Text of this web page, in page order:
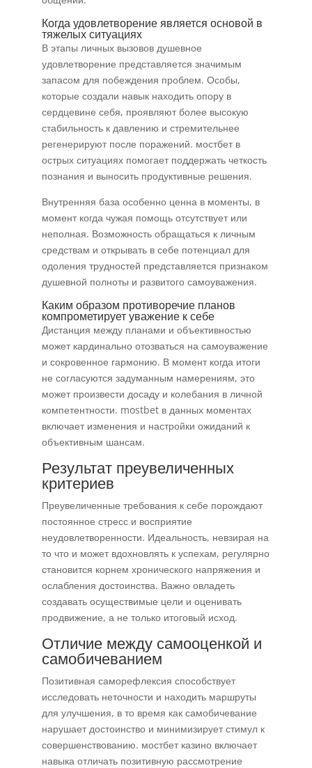
Когда удовлетворение является основой в
тяжелых ситуациях
В этапы личных вызовов душевное
удовлетворение представляется значимым
запасом для побеждения проблем. Особы,
которые создали навык находить опору в
сердцевине себя, проявляют более высокую
стабильность к давлению и стремительнее
регенерируют после поражений. мостбет в
острых ситуациях помогает поддержать четкость
познания и выносить продуктивные решения.
Внутренняя база особенно ценна в моменты, в
момент когда чужая помощь отсутствует или
неполная. Возможность обращаться к личным
средствам и открывать в себе потенциал для
одоления трудностей представляется признаком
душевной полноты и развитого самоуважения.
Каким образом противоречие планов
компрометирует уважение к себе
Дистанция между планами и объективностью
может кардинально отозваться на самоуважение
и сокровенное гармонию. В момент когда итоги
не согласуются задуманным намерениям, это
может произвести досаду и колебания в личной
компетентности. mostbet в данных моментах
включает изменения и настройки ожиданий к
объективным шансам.
Результат преувеличенных
критериев
Преувеличенные требования к себе порождают
постоянное стресс и восприятие
неудовлетворенности. Идеальность, невзирая на
то что и может вдохновлять к успехам, регулярно
становится корнем хронического напряжения и
ослабления достоинства. Важно овладеть
создавать осуществимые цели и оценивать
продвижение, а не только итоговый исход.
Отличие между самооценкой и
самобичеванием
Позитивная саморефлексия способствует
исследовать неточности и находить маршруты
для улучшения, в то время как самобичевание
нарушает достоинство и минимизирует стимул к
совершенствованию. мостбет казино включает
навыка отличать позитивную рассмотрение